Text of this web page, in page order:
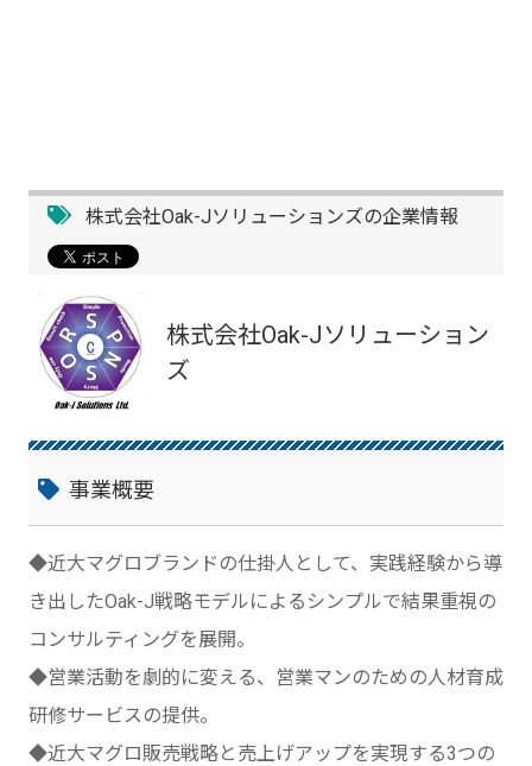
株式会社Oak-Jソリューションズの企業情報
株式会社Oak-Jソリューション
ズ
事業概要
◆近大マグロブランドの仕掛人として、実践経験から導
き出したOak-J戦略モデルによるシンプルで結果重視の
コンサルティングを展開。
◆営業活動を劇的に変える、営業マンのための人材育成
研修サービスの提供。
◆近大マグロ販売戦略と売上げアップを実現する3つの